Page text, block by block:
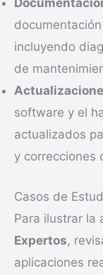
incluyendo
de
software y el
actualizados
y correcciones
Casos de
Para ilustrar la
Expertos,
aplicaciones